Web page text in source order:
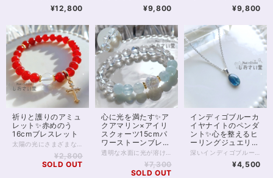
¥12,800 ¥9,800 ¥9,800
祈りと護りのアミュ
レット✨赤めのう
16cmブレスレット
¥2,800
SOLD OUT
心に光を満たす✨ア
クアマリン×アイリ
スクォーツ15cmパ
ワーストーンブレス
レット
¥7,300
SOLD OUT
インディゴブルーカ
イヤナイトのペンダ
ント✨心を整えるヒ
ーリングジュエリ
ー・直感を高める／
スチェーン40cm・
¥4,500